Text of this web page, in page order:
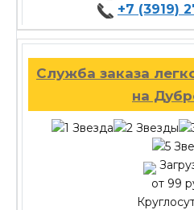
+7 (3919)
Служба заказа
на
от 99